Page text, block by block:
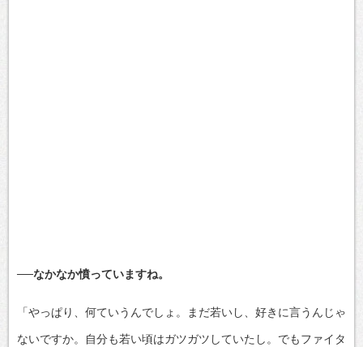
──なかなか憤っていますね。
「やっぱり、何ていうんでしょ。まだ若いし、好きに言うんじゃ
ないですか。自分も若い頃はガツガツしていたし。でもファイタ